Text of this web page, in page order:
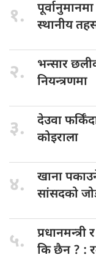
१.
स्थानीय
२. भन्सार
नियन्त्रणमा
३. देउवा
कोइराला
४. खाना
सांसदको
५. प्रधानमन्त्री र
कि छैन ? :